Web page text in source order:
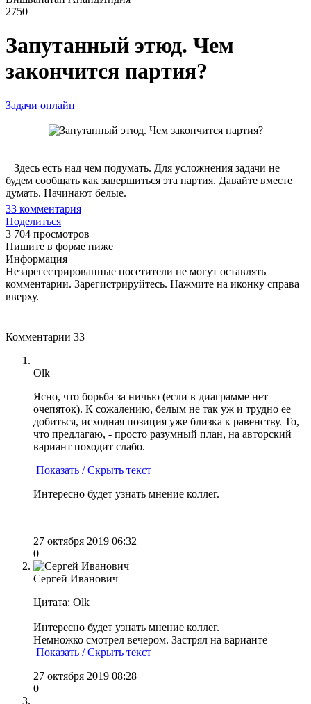
2750
Запутанный этюд. Чем
закончится партия?
Задачи онлайн
Здесь есть над чем подумать. Для усложнения задачи не
будем сообщать как завершиться эта партия. Давайте вместе
думать. Начинают белые.
33 комментария
Поделиться
3 704 просмотров
Пишите в форме ниже
Информация
Незарегестрированные посетители не могут оставлять
комментарии. Зарегистрируйтесь. Нажмите на иконку справа
вверху.
Комментарии 33
Olk
Ясно, что борьба за ничью (если в диаграмме нет
очепяток). К сожалению, белым не так уж и трудно ее
добиться, исходная позиция уже близка к равенству. То,
что предлагаю, - просто разумный план, на авторский
вариант походит слабо.
Показать / Скрыть текст
Интересно будет узнать мнение коллег.
27 октября 2019 06:32
0
Сергей Иванович
Цитата: Olk
Интересно будет узнать мнение коллег.
Немножко смотрел вечером. Застрял на варианте
Показать / Скрыть текст
27 октября 2019 08:28
0